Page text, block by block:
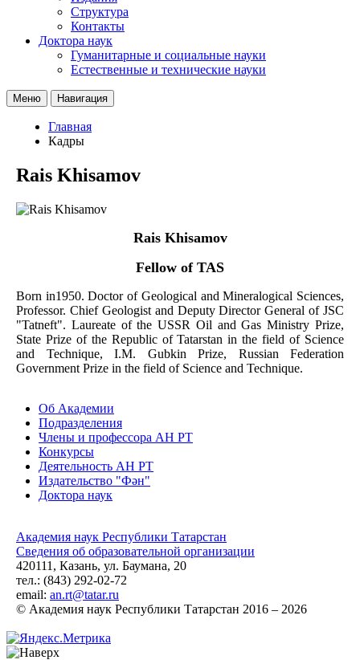
Структура
Контакты
Доктора наук
Гуманитарные и социальные науки
Естественные и технические науки
Меню Навигация
Главная
Кадры
Rais Khisamov
Rais Khisamov
Fellow of TAS
Born in1950. Doctor of Geological and Mineralogical Sciences,
Professor. Chief Geologist and Deputy Director General of JSC
"Tatneft". Laureate of the USSR Oil and Gas Ministry Prize,
State Prize of the Republic of Tatarstan in the field of Science
and Technique, I.M. Gubkin Prize, Russian Federation
Government Prize in the field of Science and Technique.
Об Академии
Подразделения
Члены и профессора АН РТ
Конкурсы
Деятельность АН РТ
Издательство "Фән"
Доктора наук
Академия наук Республики Татарстан
Сведения об образовательной организации
420111, Казань, ул. Баумана, 20
тел.: (843) 292-02-72
email: an.rt@tatar.ru
© Академия наук Республики Татарстан 2016 – 2026